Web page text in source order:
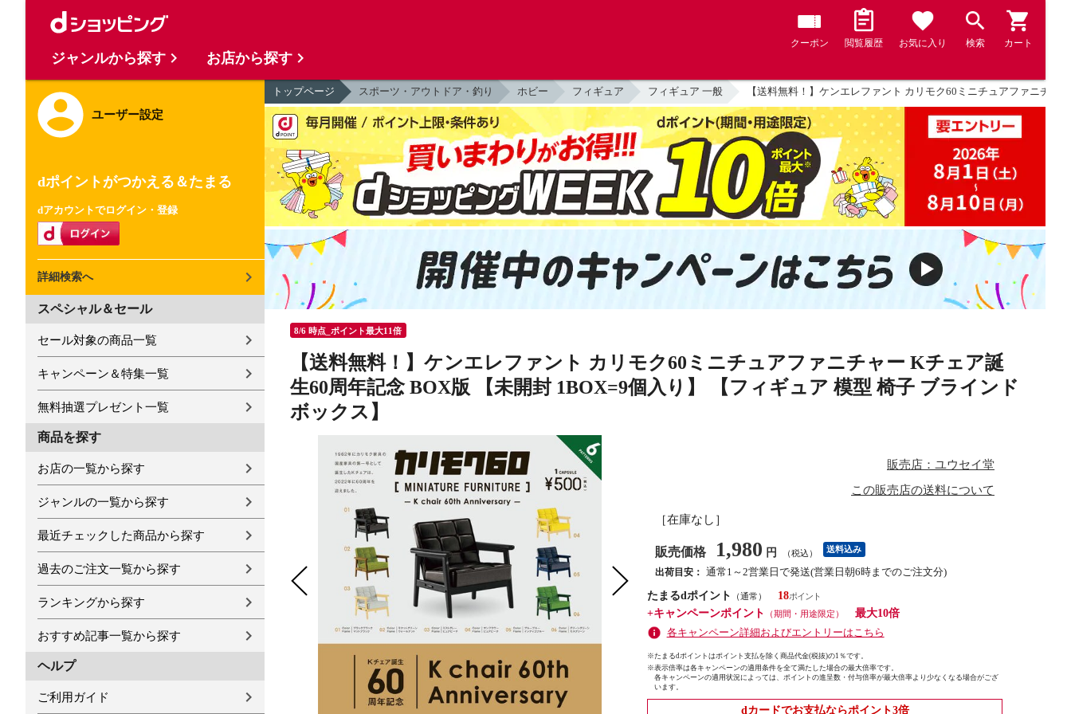
クーポン 閲覧履歴 お気に入り 検索 カート
ユーザー設定
dポイントがつかえる＆たまる
dアカウントでログイン・登録
詳細検索へ
スペシャル＆セール
セール対象の商品一覧
キャンペーン＆特集一覧
無料抽選プレゼント一覧
商品を探す
お店の一覧から探す
ジャンルの一覧から探す
最近チェックした商品から探す
過去のご注文一覧から探す
ランキングから探す
おすすめ記事一覧から探す
ヘルプ
ご利用ガイド
トップページ スポーツ・アウトドア・釣り ホビー フィギュア フィギュア 一般 【送料無料！】ケンエレファント カリモク60ミニチュアファニチ
8/6 時点_ポイント最大11倍
【送料無料！】ケンエレファント カリモク60ミニチュアファニチャー Kチェア誕
生60周年記念 BOX版 【未開封 1BOX=9個入り】 【フィギュア 模型 椅子 ブラインド
ボックス】
販売店：ユウセイ堂
この販売店の送料について
［在庫なし］
販売価格 1,980 円 （税込） 送料込み
出荷目安： 通常1～2営業日で発送(営業日朝6時までのご注文分)
たまるdポイント
（通常）
18
+キャンペーンポイント
（期間・用途限定）
最大10倍
各キャンペーン詳細およびエントリーはこちら
※たまるdポイントはポイント支払を除く商品代金(税抜)の1％です。
※表示倍率は各キャンペーンの適用条件を全て満たした場合の最大倍率です。
各キャンペーンの適用状況によっては、ポイントの進呈数・付与倍率が最大倍率より少なくなる場合がござ
います。
dカードでお支払ならポイント3倍
ジャンルから探す お店から探す